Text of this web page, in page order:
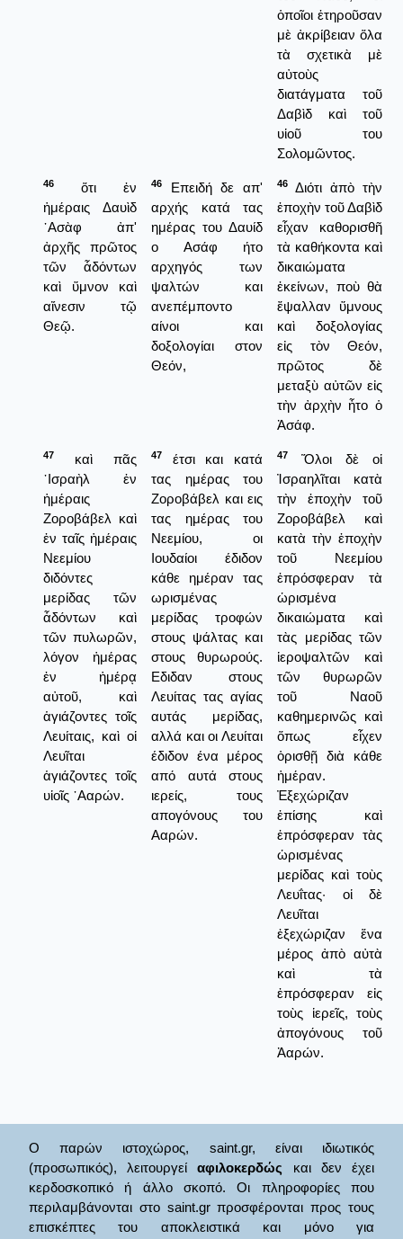
ὁποῖοι ἐτηροῦσαν
μὲ ἀκρίβειαν ὅλα
τὰ σχετικὰ μὲ
αὐτοὺς
διατάγματα τοῦ
Δαβὶδ καὶ τοῦ
υἱοῦ του
Σολομῶντος.
46
ὅτι ἐν
ἡμέραις Δαυὶδ
᾿Ασὰφ ἀπ'
ἀρχῆς πρῶτος
τῶν ἆδόντων
καὶ ὕμνον καὶ
αἴνεσιν τῷ
Θεῷ.
46
Επειδή δε απ'
αρχής κατά τας
ημέρας του Δαυίδ
ο Ασάφ ήτο
αρχηγός των
ψαλτών και
ανεπέμποντο
αίνοι και
δοξολογίαι στον
Θεόν,
46
Διότι ἀπὸ τὴν
ἐποχὴν τοῦ Δαβὶδ
εἶχαν καθορισθῆ
τὰ καθήκοντα καὶ
δικαιώματα
ἐκείνων, ποὺ θὰ
ἔψαλλαν ὕμνους
καὶ δοξολογίας
εἰς τὸν Θεόν,
πρῶτος δὲ
μεταξὺ αὐτῶν εἰς
τὴν ἀρχὴν ἦτο ὁ
Ἀσάφ.
47
καὶ πᾶς
᾿Ισραὴλ ἐν
ἡμέραις
Ζοροβάβελ καὶ
ἐν ταῖς ἡμέραις
Νεεμίου
διδόντες
μερίδας τῶν
ἆδόντων καὶ
τῶν πυλωρῶν,
λόγον ἡμέρας
ἐν ἡμέρᾳ
αὐτοῦ, καὶ
ἁγιάζοντες τοῖς
Λευίταις, καὶ οἱ
Λευῖται
ἁγιάζοντες τοῖς
υἱοῖς ᾿Ααρών.
47
έτσι και κατά
τας ημέρας του
Ζοροβάβελ και εις
τας ημέρας του
Νεεμίου, οι
Ιουδαίοι έδιδον
κάθε ημέραν τας
ωρισμένας
μερίδας τροφών
στους ψάλτας και
στους θυρωρούς.
Εδιδαν στους
Λευίτας τας αγίας
αυτάς μερίδας,
αλλά και οι Λευίται
έδιδον ένα μέρος
από αυτά στους
ιερείς, τους
απογόνους του
Ααρών.
47
Ὅλοι δὲ οἱ
Ἰσραηλῖται κατὰ
τὴν ἐποχὴν τοῦ
Ζοροβάβελ καὶ
κατὰ τὴν ἐποχὴν
τοῦ Νεεμίου
ἐπρόσφεραν τὰ
ὡρισμένα
δικαιώματα καὶ
τὰς μερίδας τῶν
ἱεροψαλτῶν καὶ
τῶν θυρωρῶν
τοῦ Ναοῦ
καθημερινῶς καὶ
ὅπως εἶχεν
ὁρισθῇ διὰ κάθε
ἡμέραν.
Ἐξεχώριζαν
ἐπίσης καὶ
ἐπρόσφεραν τὰς
ὡρισμένας
μερίδας καὶ τοὺς
Λευΐτας· οἱ δὲ
Λευῖται
ἐξεχώριζαν ἕνα
μέρος ἀπὸ αὐτὰ
καὶ τὰ
ἐπρόσφεραν εἰς
τοὺς ἱερεῖς, τοὺς
ἀπογόνους τοῦ
Ἀαρών.
Ο παρών ιστοχώρος, saint.gr, είναι ιδιωτικός
(προσωπικός), λειτουργείαφιλοκερδώς και δεν έχει
κερδοσκοπικό ή άλλο σκοπό. Οι πληροφορίες που
περιλαμβάνονται στο saint.gr προσφέρονται προς τους
επισκέπτες του αποκλειστικά και μόνο για